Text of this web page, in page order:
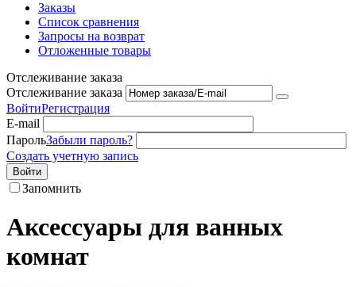
Заказы
Список сравнения
Запросы на возврат
Отложенные товары
Отслеживание заказа
Отслеживание заказа
ВойтиРегистрация
E-mail
ПарольЗабыли пароль?
Создать учетную запись
Войти
Запомнить
Аксессуары для ванных
комнат